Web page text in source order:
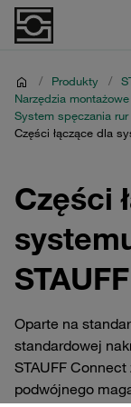
/ Produkty /
Narzędzia
System spęczania rur
Części łączące dla
Części
Oparte na
standardowej
STAUFF
podwójnego